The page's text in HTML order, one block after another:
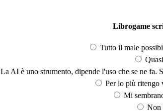
Librogame
Tutto il male
La AI è uno strumento, dipende l'uso che se ne fa.
Per lo più ritengo
Mi
Non